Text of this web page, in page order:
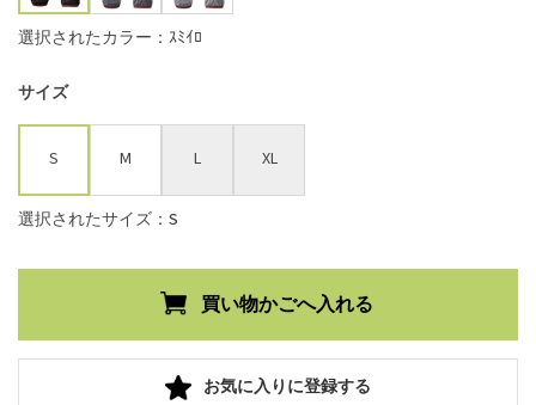
選択されたカラー：ｽﾐｲﾛ
サイズ
S M L XL
選択されたサイズ：S
お気に入りに登録する